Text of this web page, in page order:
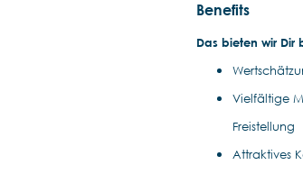
Benefits
Das bieten wir Dir
Vielfältige
Freistellung
Attraktives